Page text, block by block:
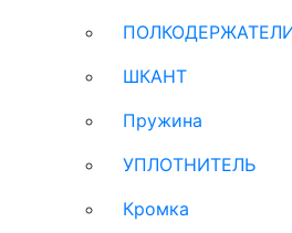
ШКАНТ
Пружина
УПЛОТНИТЕЛЬ
Кромка